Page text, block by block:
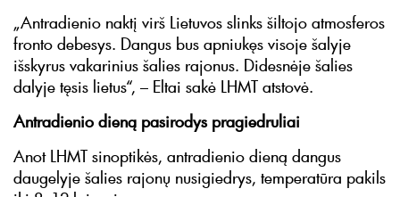
„Antradienio naktį virš Lietuvos slinks šiltojo atmosferos
fronto debesys. Dangus bus apniukęs visoje šalyje
išskyrus vakarinius šalies rajonus. Didesnėje šalies
dalyje tęsis lietus“, – Eltai sakė LHMT atstovė.
Antradienio dieną pasirodys pragiedruliai
Anot LHMT sinoptikės, antradienio dieną dangus
daugelyje šalies rajonų nusigiedrys, temperatūra pakils